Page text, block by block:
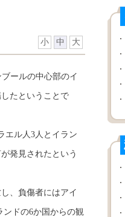
小 中 大
ールの中心部のイ
たということで
エル人3人とイラン
発見されたという
、負傷者にはアイ
ンドの6か国からの観